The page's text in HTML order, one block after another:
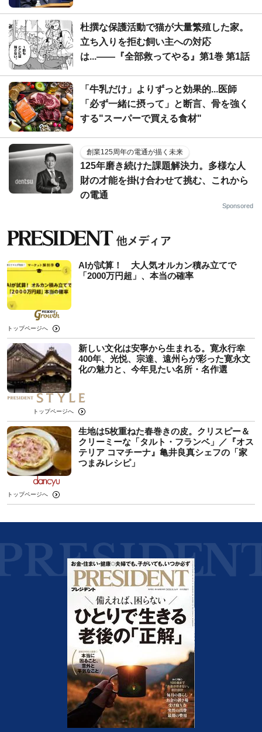
杜撰な保護活動で猫が大量繁殖した家。
立ち入りを拒む飼い主への対応
は...――『全部救ってやる』第1巻 第1話
「牛乳だけ」よりずっと効果的...医師
「必ず一緒に摂って」と断言、骨を強く
する"スーパーで買える食材"
創業125周年の電通が描く未来
125年磨き続けた課題解決力。多様な人
財の才能を掛け合わせて挑む、これから
の電通
Sponsored
AIが試算！ 大人気オルカン積み立てで
「2000万円超」、本当の確率
トップページへ
新しい文化は安寧から生まれる。寛永行幸
400年、光悦、宗達、遠州らが彩った寛永文
化の魅力と、今年見たい名所・名作選
トップページへ
生地は5枚重ねた春巻きの皮。クリスピー＆
クリーミーな「タルト・フランベ」／『オス
テリア コマチーナ』亀井良真シェフの「家
つまみレシピ」
トップページへ